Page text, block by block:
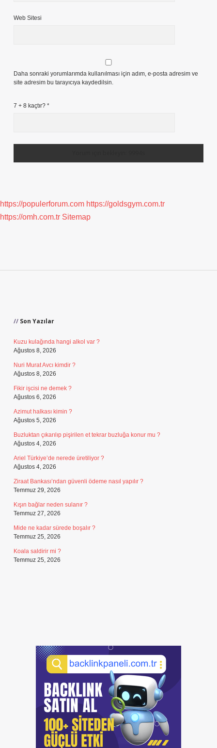
Web Sitesi
Daha sonraki yorumlarımda kullanılması için adım, e-posta adresim ve
site adresim bu tarayıcıya kaydedilsin.
7 + 8 kaçtır? *
https://populerforum.com https://goldsgym.com.tr
https://omh.com.tr Sitemap
Son Yazılar
Kuzu kulağında hangi alkol var ?
Ağustos 8, 2026
Nuri Murat Avcı kimdir ?
Ağustos 8, 2026
Fikir işcisi ne demek ?
Ağustos 6, 2026
Azimut halkası kimin ?
Ağustos 5, 2026
Buzluktan çıkarılıp pişirilen et tekrar buzluğa konur mu ?
Ağustos 4, 2026
Ariel Türkiye’de nerede üretiliyor ?
Ağustos 4, 2026
Ziraat Bankası’ndan güvenli ödeme nasıl yapılır ?
Temmuz 29, 2026
Kışın bağlar neden sulanır ?
Temmuz 27, 2026
Mide ne kadar sürede boşalır ?
Temmuz 25, 2026
Koala saldirir mi ?
Temmuz 25, 2026